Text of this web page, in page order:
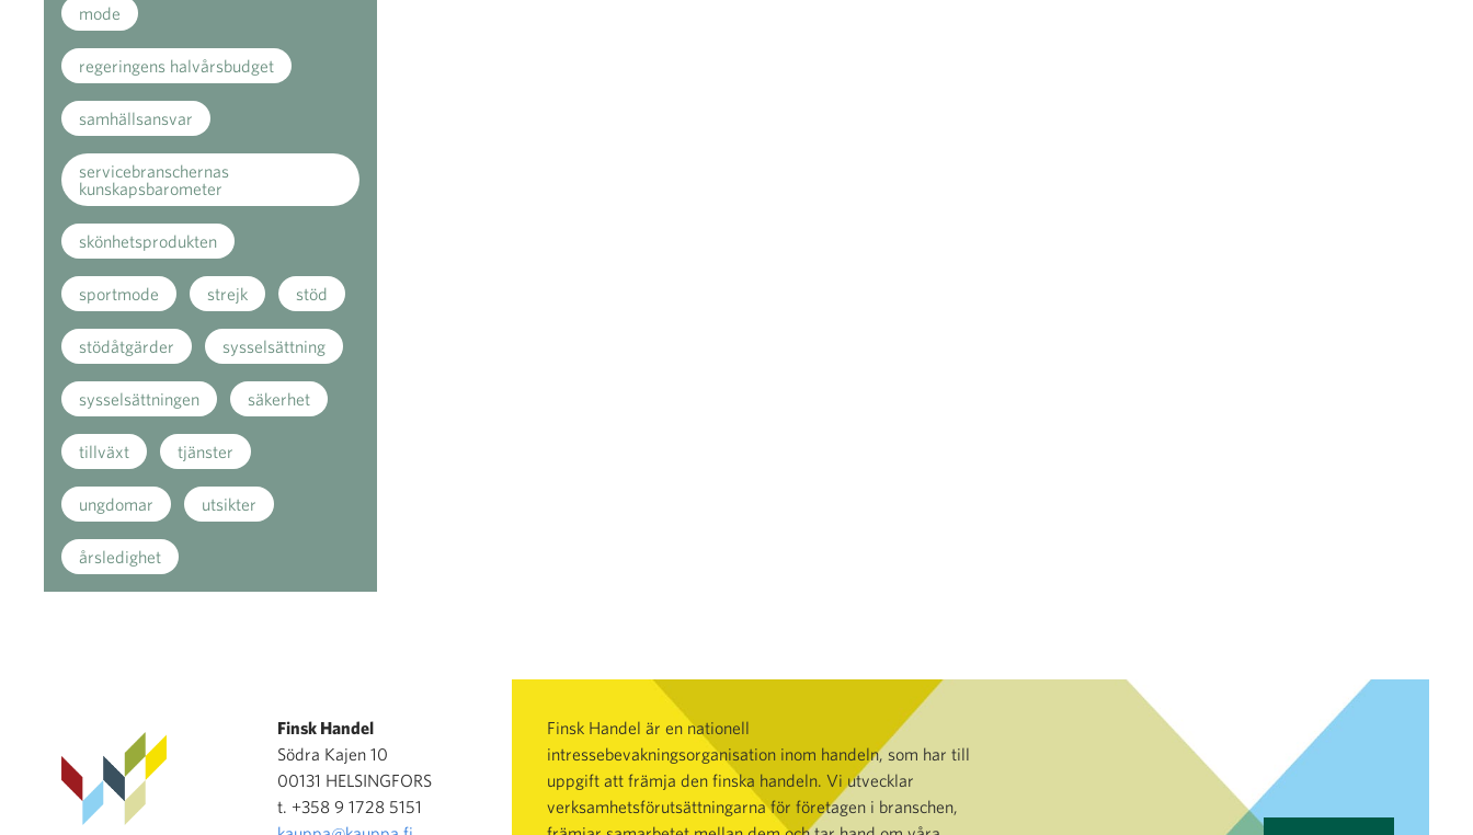
mode
regeringens halvårsbudget
samhällsansvar
servicebranschernas
kunskapsbarometer
skönhetsprodukten
sportmode strejk stöd
stödåtgärder sysselsättning
sysselsättningen säkerhet
tillväxt tjänster
ungdomar utsikter
årsledighet
Finsk Handel
Södra Kajen 10
00131 HELSINGFORS
t. +358 9 1728 5151
Finsk Handel är en nationell
intressebevakningsorganisation inom handeln, som har till
uppgift att främja den finska handeln. Vi utvecklar
verksamhetsförutsättningarna för företagen i branschen,